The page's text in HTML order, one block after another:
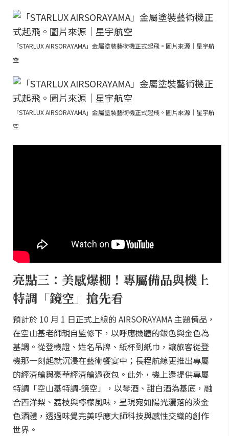
「STARLUX AIRSORAYAMA」金屬塗裝藝術機正式起飛。圖片來源｜星宇航
空
「STARLUX AIRSORAYAMA」金屬塗裝藝術機正式起飛。圖片來源｜星宇航
空
亮點三：美感爆棚！專屬備品與機上
特調「鏡空」搶先看
預計於 10 月 1 日正式上線的 AIRSORAYAMA 主題備品，
在空山基老師親自監修下，以呼應機體的銀色與金色為
基調。從登機證、姓名吊牌、紙杯到紙巾，讓旅客從登
機那一刻起就沉浸在藝術饗宴中；長程航線更推出專屬
的經濟艙與豪華經濟艙過夜包。此外，機上還提供專屬
特調「空山基特調-鏡空」，以琴酒、甜白酒為基底，融
合西洋梨、荔枝與檸檬風味，呈現宛如陽光灑落的淡金
色酒體，透過味覺完美呼應大師科技與感性交織的創作
世界。